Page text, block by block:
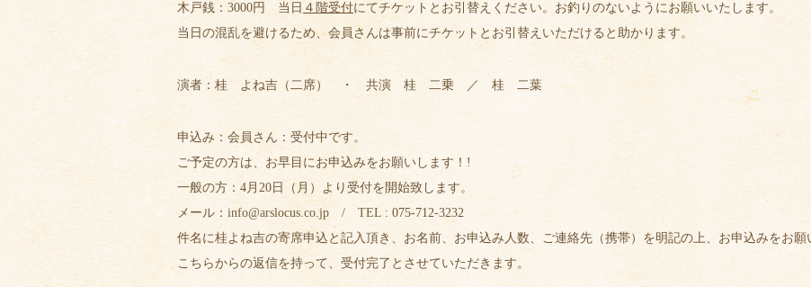
木戸銭：3000円 当日４階受付にてチケットとお引替えください。お釣りのないようにお願いいたします。
当日の混乱を避けるため、会員さんは事前にチケットとお引替えいただけると助かります。
演者：桂 よね吉（二席） ・ 共演 桂 二乗 ／ 桂 二葉
申込み：会員さん：受付中です。
ご予定の方は、お早目にお申込みをお願いします！!
一般の方：4月20日（月）より受付を開始致します。
メール： info@arslocus.co.jp / TEL : 075-712-3232
件名に桂よね吉の寄席申込と記入頂き、お名前、お申込み人数、ご連絡先（携帯）を明記の上、お申込みをお願
こちらからの返信を持って、受付完了とさせていただきます。